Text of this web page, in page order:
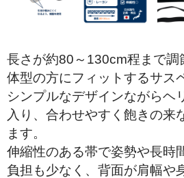
ベルト
スタッフブログ
長さが約80～130cm程まで調
体型の方にフィットするサス
シンプルなデザインながらヘ
入り、合わせやすく飽きの来
ます。
伸縮性のある帯で姿勢や長時
負担も少なく、背面が肩幅や